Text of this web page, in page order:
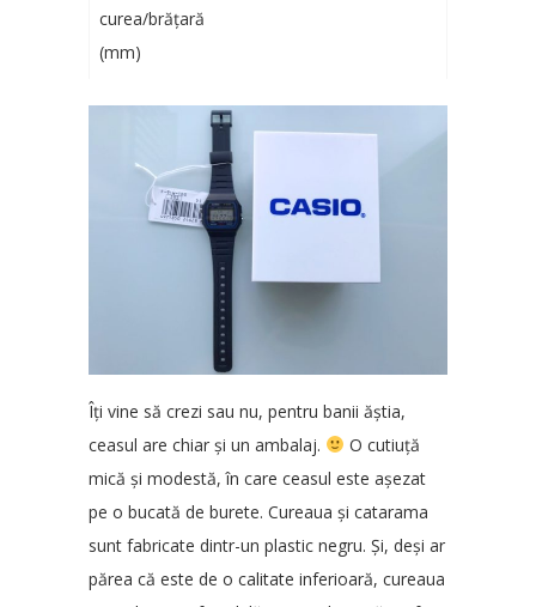
curea/brățară
(mm)
Îți vine să crezi sau nu, pentru banii ăștia,
ceasul are chiar și un ambalaj.
O cutiuță
mică și modestă, în care ceasul este așezat
pe o bucată de burete. Cureaua și catarama
sunt fabricate dintr-un plastic negru. Și, deși ar
părea că este de o calitate inferioară, cureaua